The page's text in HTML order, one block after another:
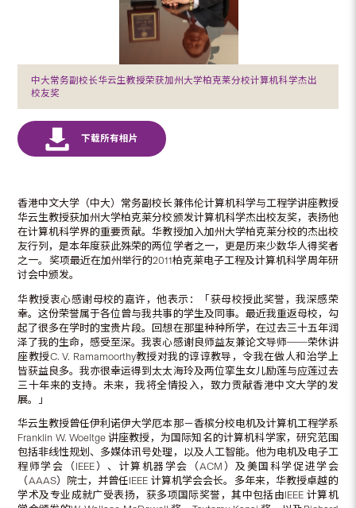
中大常务副校长华云生教授荣获加州大学柏克莱分校计算机科学杰出
校友奖
香港中文大学（中大）常务副校长兼伟伦计算机科学与工程学讲座教授
华云生教授获加州大学柏克莱分校颁发计算机科学杰出校友奖，表扬他
在计算机科学界的重要贡献。华教授加入加州大学柏克莱分校的杰出校
友行列，是本年度获此殊荣的两位学者之一，更是历来少数华人得奖者
之一。奖项最近在加州举行的2011柏克莱电子工程及计算机科学周年研
讨会中颁发。
华教授衷心感谢母校的嘉许，他表示：「获母校授此奖誉，我深感荣
幸。这份荣誉属于各位曾与我共事的学生及同事。最近我重返母校，勾
起了很多在学时的宝贵片段。回想在那里种种所学，在过去三十五年润
泽了我的生命，感受至深。我衷心感谢良师益友兼论文导师──荣休讲
座教授C. V. Ramamoorthy教授对我的谆谆教导，令我在做人和治学上
皆获益良多。我亦很幸运得到太太海玲及两位挛生女儿励莲与应莲过去
三十年来的支持。未来，我将全情投入，致力贡献香港中文大学的发
展。」
华云生教授曾任伊利诺伊大学厄本那－香槟分校电机及计算机工程学系
Franklin W. Woeltge 讲座教授，为国际知名的计算机科学家，研究范围
包括非线性规划、多媒体讯号处理，以及人工智能。他为电机及电子工
程师学会（IEEE）、计算机器学会（ACM）及美国科学促进学会
（AAAS）院士，并曾任IEEE 计算机学会会长。多年来，华教授卓越的
学术及专业成就广受表扬，获多项国际奖誉，其中包括由IEEE 计算机